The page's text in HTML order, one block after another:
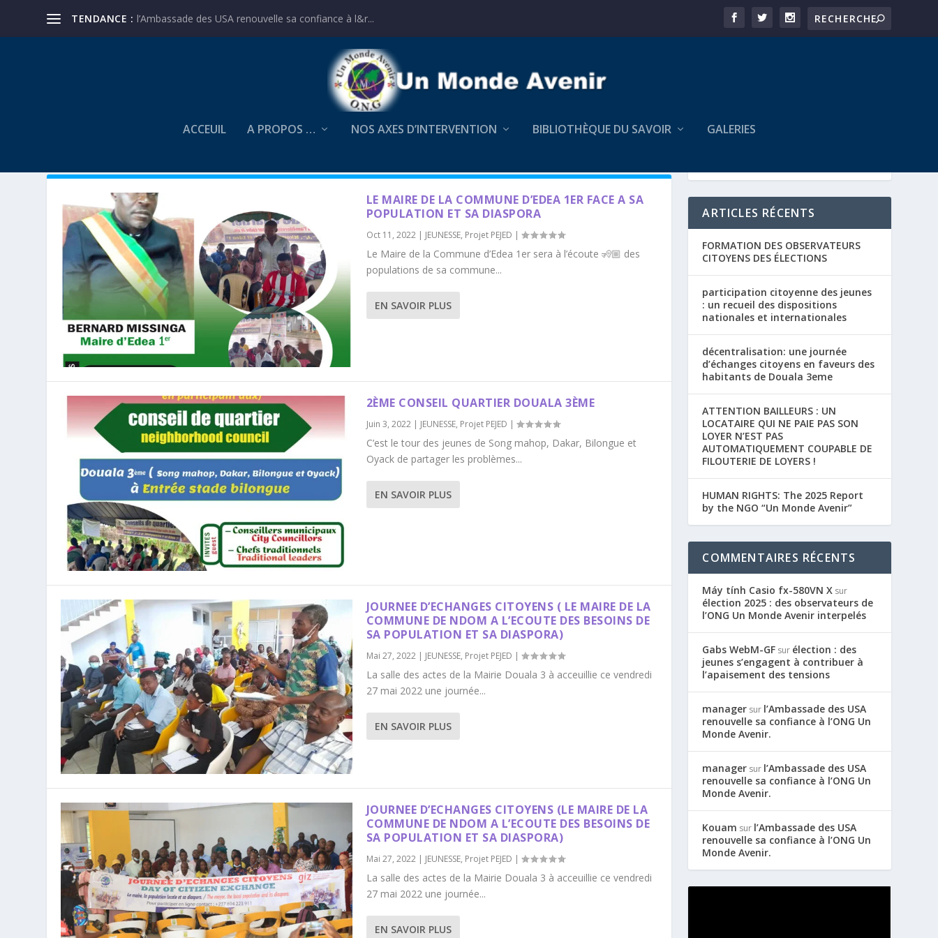
TENDANCE : l’Ambassade des USA renouvelle sa confiance à l&r...
ACCEUIL A PROPOS … NOS AXES D’INTERVENTION BIBLIOTHÈQUE DU SAVOIR GALERIES
LE MAIRE DE LA COMMUNE D’EDEA 1ER FACE A SA
POPULATION ET SA DIASPORA
Oct 11, 2022| JEUNESSE, Projet PEJED |
Le Maire de la Commune d’Edea 1er sera à l’écoute 🧏🏼 des
populations de sa commune...
EN SAVOIR PLUS
2ÈME CONSEIL QUARTIER DOUALA 3ÈME
Juin 3, 2022| JEUNESSE, Projet PEJED |
C’est le tour des jeunes de Song mahop, Dakar, Bilongue et
Oyack de partager les problèmes...
EN SAVOIR PLUS
JOURNEE D’ECHANGES CITOYENS ( LE MAIRE DE LA
COMMUNE DE NDOM A L’ECOUTE DES BESOINS DE
SA POPULATION ET SA DIASPORA)
Mai 27, 2022| JEUNESSE, Projet PEJED |
La salle des actes de la Mairie Douala 3 à acceuillie ce vendredi
27 mai 2022 une journée...
EN SAVOIR PLUS
JOURNEE D’ECHANGES CITOYENS (LE MAIRE DE LA
COMMUNE DE NDOM A L’ECOUTE DES BESOINS DE
SA POPULATION ET SA DIASPORA)
Mai 27, 2022| JEUNESSE, Projet PEJED |
La salle des actes de la Mairie Douala 3 à acceuillie ce vendredi
27 mai 2022 une journée...
EN SAVOIR PLUS
ARTICLES RÉCENTS
FORMATION DES OBSERVATEURS
CITOYENS DES ÉLECTIONS
participation citoyenne des jeunes
: un recueil des dispositions
nationales et internationales
décentralisation: une journée
d’échanges citoyens en faveurs des
habitants de Douala 3eme
ATTENTION BAILLEURS : UN
LOCATAIRE QUI NE PAIE PAS SON
LOYER N’EST PAS
AUTOMATIQUEMENT COUPABLE DE
FILOUTERIE DE LOYERS !
HUMAN RIGHTS: The 2025 Report
by the NGO “Un Monde Avenir”
COMMENTAIRES RÉCENTS
Máy tính Casio fx-580VN X sur
élection 2025 : des observateurs de
l’ONG Un Monde Avenir interpelés
Gabs WebM-GF sur élection : des
jeunes s’engagent à contribuer à
l’apaisement des tensions
manager sur l’Ambassade des USA
renouvelle sa confiance à l’ONG Un
Monde Avenir.
manager sur l’Ambassade des USA
renouvelle sa confiance à l’ONG Un
Monde Avenir.
Kouam sur l’Ambassade des USA
renouvelle sa confiance à l’ONG Un
Monde Avenir.